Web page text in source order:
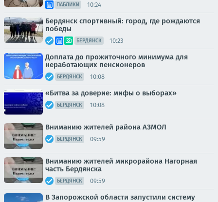
ПАБЛИКИ 10:24
Бердянск спортивный: город, где рождаются
победы
БЕРДЯНСК 10:23
Доплата до прожиточного минимума для
неработающих пенсионеров
БЕРДЯНСК 10:08
«Битва за доверие: мифы о выборах»
БЕРДЯНСК 10:08
Вниманию жителей района АЗМОЛ
БЕРДЯНСК 09:59
Вниманию жителей микрорайона Нагорная
часть Бердянска
БЕРДЯНСК 09:59
В Запорожской области запустили систему